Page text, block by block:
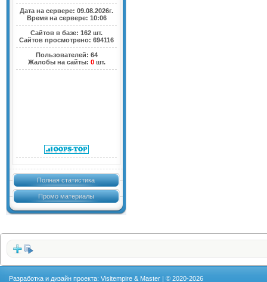
Дата на сервере: 09.08.2026г.
Время на сервере: 10:06
Сайтов в базе: 162 шт.
Сайтов просмотрено: 694116
Пользователей: 64
Жалобы на сайты: 0шт.
Полная статистика
Промо материалы
Разработка и дизайн проекта: Visitempire & Master | © 2020-2026